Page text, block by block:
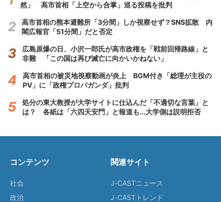
然」 高市首相「上空から合掌」巡る投稿を批判
高市首相の熊本避難所「3分間」しか視察せず？SNS拡散 内
閣広報官「51分間」だと否定
広島原爆の日、小沢一郎氏が高市政権を「戦前回帰路線」と
非難 「この国は再び滅亡に向かいかねない」
高市首相の被災地視察動画が炎上 BGM付き「総理が主役の
PV」に「政権プロパガンダ」批判
処分の東大教授が大学サイトに仕込んだ「不適切な言葉」と
は？ 各紙は「六四天安門」と報道も...大学側は説明拒否
コンテンツ
社会
政治
関連サイト
J-CASTニュース
J-CASTトレンド